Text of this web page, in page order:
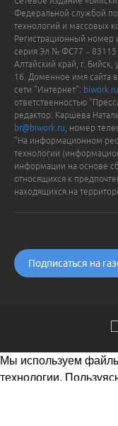
Федеральной службой
технологий и массовых
Регистрационный номер
серия Эл № ФС77 – 83115
Алтайский край, г.
16. Доменное имя сайта
сети "Интернет": biwork.ru
ответственностью
редактор: Каршева
br@biwork.ru , номер
"На информационном
технологии
информации на основе
относящихся к
находящихся на
Подписаться на
Мы используем
технологии.